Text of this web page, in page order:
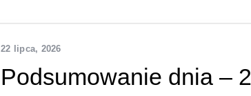
22 lipca, 2026
Podsumowanie dnia –